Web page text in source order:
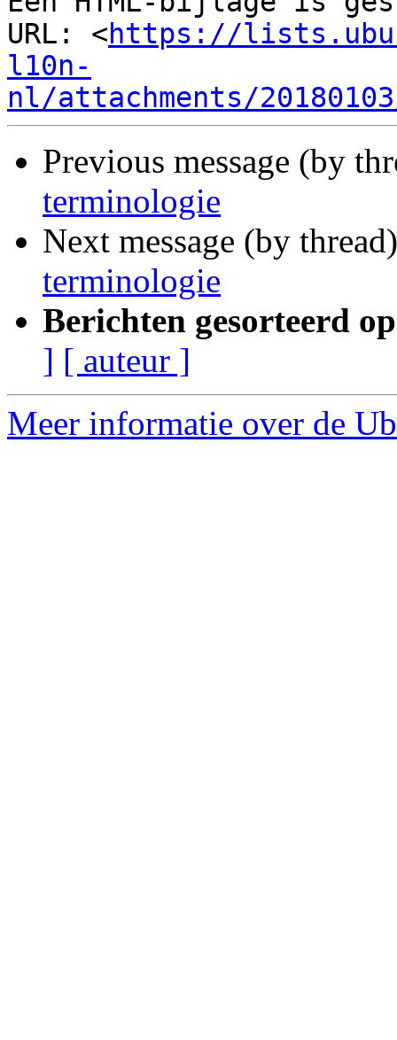
URL: <https://
l10n-
nl/attachments/
Previous message (by
terminologie
Next message (by
terminologie
Berichten gesorteerd
] [ auteur ]
Meer informatie over de